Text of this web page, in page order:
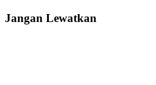
Jangan Lewatkan